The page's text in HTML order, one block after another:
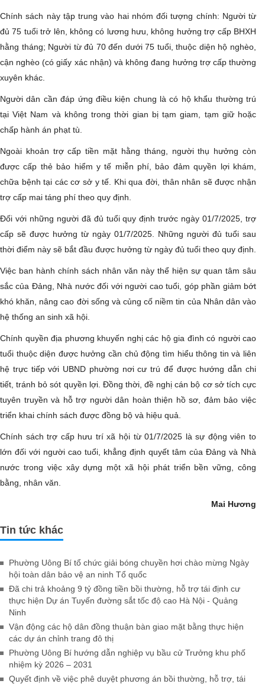
​Chính sách này tập trung vào hai nhóm đối tượng chính: Người từ
đủ 75 tuổi trở lên, không có lương hưu, không hưởng trợ cấp BHXH
hằng tháng; Người từ đủ 70 đến dưới 75 tuổi, thuộc diện hộ nghèo,
cận nghèo (có giấy xác nhận) và không đang hưởng trợ cấp thường
xuyên khác.
​Người dân cần đáp ứng điều kiện chung là có hộ khẩu thường trú
tại Việt Nam và không trong thời gian bị tạm giam, tạm giữ hoặc
chấp hành án phạt tù.
​Ngoài khoản trợ cấp tiền mặt hằng tháng, người thụ hưởng còn
được cấp thẻ bảo hiểm y tế miễn phí, bảo đảm quyền lợi khám,
chữa bệnh tại các cơ sở y tế. Khi qua đời, thân nhân sẽ được nhận
trợ cấp mai táng phí theo quy định.
Đối với những người đã đủ tuổi quy định trước ngày 01/7/2025, trợ
cấp sẽ được hưởng từ ngày 01/7/2025. Những người đủ tuổi sau
thời điểm này sẽ bắt đầu được hưởng từ ngày đủ tuổi theo quy định.
​Việc ban hành chính sách nhân văn này thể hiện sự quan tâm sâu
sắc của Đảng, Nhà nước đối với người cao tuổi, góp phần giảm bớt
khó khăn, nâng cao đời sống và củng cố niềm tin của Nhân dân vào
hệ thống an sinh xã hội.
​Chính quyền địa phương khuyến nghị các hộ gia đình có người cao
tuổi thuộc diện được hưởng cần chủ động tìm hiểu thông tin và liên
hệ trực tiếp với UBND phường nơi cư trú để được hướng dẫn chi
tiết, tránh bỏ sót quyền lợi. Đồng thời, đề nghị cán bộ cơ sở tích cực
tuyên truyền và hỗ trợ người dân hoàn thiện hồ sơ, đảm bảo việc
triển khai chính sách được đồng bộ và hiệu quả.
Chính sách trợ cấp hưu trí xã hội từ 01/7/2025 là sự động viên to
lớn đối với người cao tuổi, khẳng định quyết tâm của Đảng và Nhà
nước trong việc xây dựng một xã hội phát triển bền vững, công
bằng, nhân văn.
Mai Hương
Tin tức khác
Phường Uông Bí tổ chức giải bóng chuyền hơi chào mừng Ngày
hội toàn dân bảo vệ an ninh Tổ quốc
Đã chi trả khoảng 9 tỷ đồng tiền bồi thường, hỗ trợ tái định cư
thực hiện Dự án Tuyến đường sắt tốc độ cao Hà Nội - Quảng
Ninh
Vận động các hộ dân đồng thuận bàn giao mặt bằng thực hiện
các dự án chỉnh trang đô thị
Phường Uông Bí hướng dẫn nghiệp vụ bầu cử Trưởng khu phố
nhiệm kỳ 2026 – 2031
Quyết định về việc phê duyệt phương án bồi thường, hỗ trợ, tái